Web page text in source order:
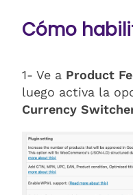
Cómo
1- Ve a Product
luego activa la
Currency